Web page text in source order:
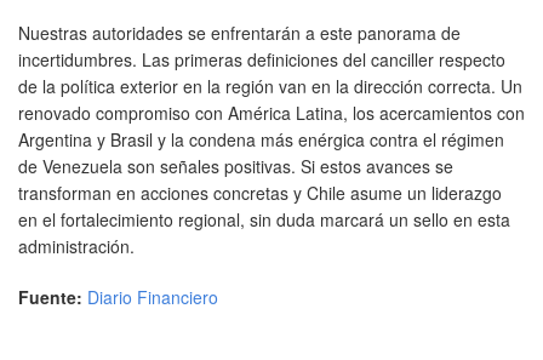
Nuestras autoridades se enfrentarán a este panorama de
incertidumbres. Las primeras definiciones del canciller respecto
de la política exterior en la región van en la dirección correcta. Un
renovado compromiso con América Latina, los acercamientos con
Argentina y Brasil y la condena más enérgica contra el régimen
de Venezuela son señales positivas. Si estos avances se
transforman en acciones concretas y Chile asume un liderazgo
en el fortalecimiento regional, sin duda marcará un sello en esta
administración.
Fuente: Diario Financiero